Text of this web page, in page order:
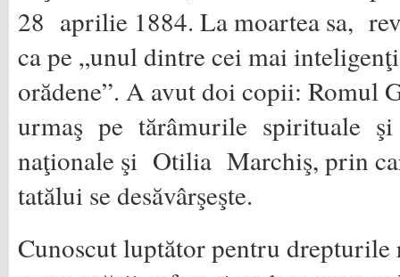
28 aprilie 1884. La moartea sa,
ca pe „unul dintre cei mai
orădene”. A avut doi copii: Romul
urmaş pe tărâmurile spirituale
naţionale şi Otilia Marchiş, prin
tatălui se desăvârşeşte.
Cunoscut luptător pentru drepturile